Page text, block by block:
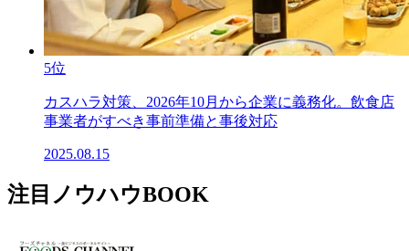
5位
カスハラ対策、2026年10月から企業に義務化。飲食店
事業者がすべき事前準備と事後対応
2025.08.15
注目ノウハウBOOK